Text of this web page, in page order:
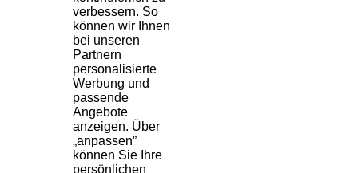
verbessern. So
können wir Ihnen
bei unseren
Partnern
personalisierte
Werbung und
passende
Angebote
anzeigen. Über
„anpassen”
können Sie Ihre
persönlichen